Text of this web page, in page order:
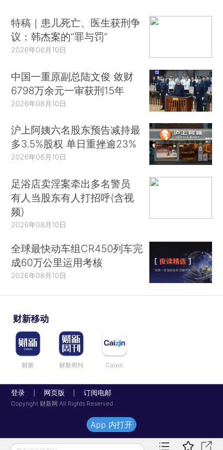
特稿｜患儿死亡、医生获刑争
议：韩杰案的“罪与罚”
2026年08月10日
中国一重原副总陆文俊 敛财
6798万余元一审获刑15年
2026年08月10日
沪上阿姨六名股东预告减持最
多3.5%股权 单日重挫逾23%
2026年08月10日
足浴店卖淫案牵出多名警员
有人当股东有人打招呼(含视
频)
2026年08月10日
全球最快动车组CR450列车完
成60万公里运用考核
2026年08月10日
财新移动
财新 财新周刊 Caixin
登录 网页版 订阅电邮
Copyright 财新网 All Rights Reserved
App 内打开